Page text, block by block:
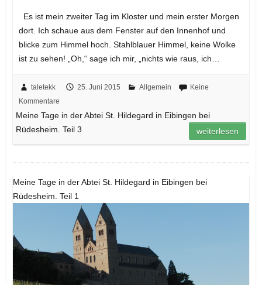
Es ist mein zweiter Tag im Kloster und mein erster Morgen
dort. Ich schaue aus dem Fenster auf den Innenhof und
blicke zum Himmel hoch. Stahlblauer Himmel, keine Wolke
ist zu sehen! „Oh,“ sage ich mir, „nichts wie raus, ich…
taletekk 25. Juni 2015 Allgemein
Keine
Kommentare
Meine Tage in der Abtei St. Hildegard in Eibingen bei
Rüdesheim. Teil 3
weiterlesen
Meine Tage in der Abtei St. Hildegard in Eibingen bei
Rüdesheim. Teil 1